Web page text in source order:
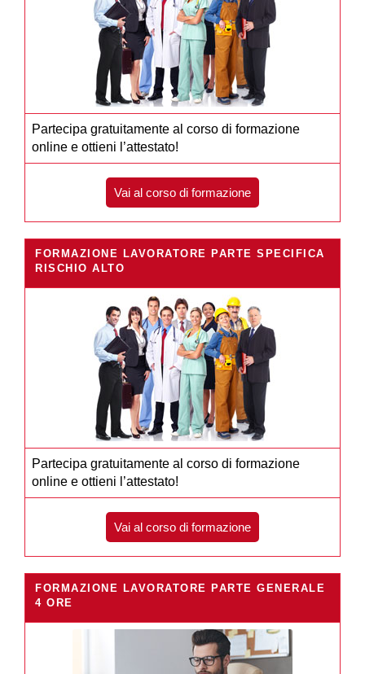
Partecipa gratuitamente al corso di formazione
online e ottieni l’attestato!
Vai al corso di formazione
FORMAZIONE LAVORATORE PARTE SPECIFICA
RISCHIO ALTO
Partecipa gratuitamente al corso di formazione
online e ottieni l’attestato!
Vai al corso di formazione
FORMAZIONE LAVORATORE PARTE GENERALE
4 ORE